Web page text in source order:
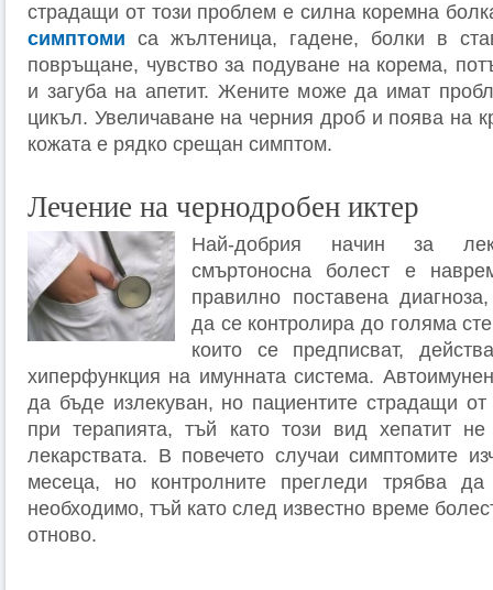
страдащи от този проблем е силна коремна
симптоми са жълтеница, гадене, болки в
повръщане, чувство за подуване на корема,
и загуба на апетит. Жените може да имат
цикъл. Увеличаване на черния дроб и поява на
кожата е рядко срещан симптом.
Лечение на чернодробен иктер
Най-добрия начин за
смъртоносна болест е
правилно поставена
да се контролира до голяма
които се предписват,
хиперфункция на имунната система.
да бъде излекуван, но пациентите страдащи от
при терапията, тъй като този вид хепатит
лекарствата. В повечето случаи симптомите
месеца, но контролните прегледи трябва
необходимо, тъй като след известно време
отново.